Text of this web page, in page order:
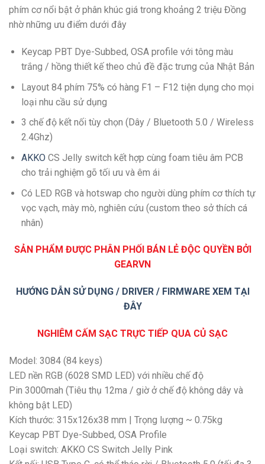
phím cơ nổi bật ở phân khúc giá trong khoảng 2 triệu Đồng
nhờ những ưu điểm dưới đây
Keycap PBT Dye-Subbed, OSA profile với tông màu
trắng / hồng thiết kế theo chủ đề đặc trưng của Nhật Bản
Layout 84 phím 75% có hàng F1 – F12 tiện dụng cho mọi
loại nhu cầu sử dụng
3 chế độ kết nối tùy chọn (Dây / Bluetooth 5.0 / Wireless
2.4Ghz)
AKKO CS Jelly switch kết hợp cùng foam tiêu âm PCB
cho trải nghiệm gõ tối ưu và êm ái
Có LED RGB và hotswap cho người dùng phím cơ thích tự
vọc vạch, mày mò, nghiên cứu (custom theo sở thích cá
nhân)
SẢN PHẨM ĐƯỢC PHÂN PHỐI BÁN LẺ ĐỘC QUYỀN BỞI
GEARVN
HƯỚNG DẪN SỬ DỤNG / DRIVER / FIRMWARE XEM TẠI
ĐÂY
NGHIÊM CẤM SẠC TRỰC TIẾP QUA CỦ SẠC
Model: 3084 (84 keys)
LED nền RGB (6028 SMD LED) với nhiều chế độ
Pin 3000mah (Tiêu thụ 12ma / giờ ở chế độ không dây và
không bật LED)
Kích thước: 315x126x38 mm | Trọng lượng ~ 0.75kg
Keycap PBT Dye-Subbed, OSA Profile
Loại switch: AKKO CS Switch Jelly Pink